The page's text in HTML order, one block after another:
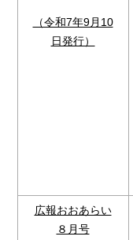
（令和7年9月10
日発行）
広報おおあらい
８月号